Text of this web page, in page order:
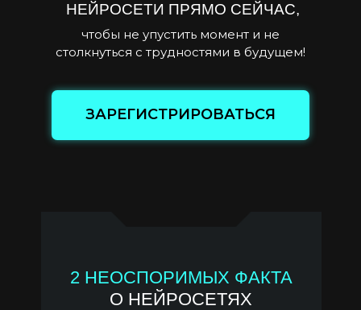
НЕЙРОСЕТИ ПРЯМО СЕЙЧАС,
чтобы не упустить момент и не
столкнуться с трудностями в будущем!
ЗАРЕГИСТРИРОВАТЬСЯ
2 НЕОСПОРИМЫХ ФАКТА
О НЕЙРОСЕТЯХ